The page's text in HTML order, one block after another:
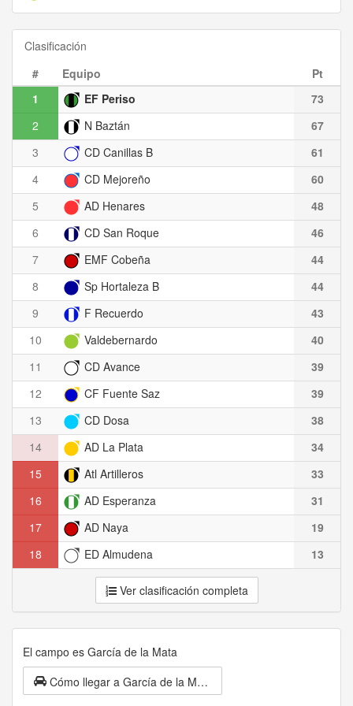
Clasificación
#
Equipo
Pt
1
EF Periso
73
2
N Baztán
67
3
CD Canillas B
61
4
CD Mejoreño
60
5
AD Henares
48
6
CD San Roque
46
7
EMF Cobeña
44
8
Sp Hortaleza B
44
9
F Recuerdo
43
10
Valdebernardo
40
11
CD Avance
39
12
CF Fuente Saz
39
13
CD Dosa
38
14
AD La Plata
34
15
Atl Artilleros
33
16
AD Esperanza
31
17
AD Naya
19
18
ED Almudena 13
Ver clasificación completa
El campo es García de la Mata
Cómo llegar a García de la Mata